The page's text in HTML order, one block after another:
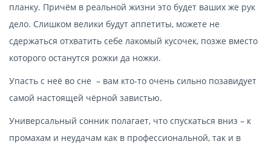
планку. Причём в реальной жизни это будет ваших же рук
дело. Слишком велики будут аппетиты, можете не
сдержаться отхватить себе лакомый кусочек, позже вместо
которого останутся рожки да ножки.
Упасть с неё во сне – вам кто-то очень сильно позавидует
самой настоящей чёрной завистью.
Универсальный сонник полагает, что спускаться вниз – к
промахам и неудачам как в профессиональной, так и в